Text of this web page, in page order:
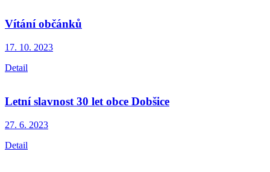
Vítání občánků
17. 10. 2023
Detail
Letní slavnost 30 let obce Dobšice
27. 6. 2023
Detail